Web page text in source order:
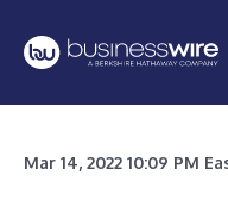
Mar 14, 2022 10:09 PM